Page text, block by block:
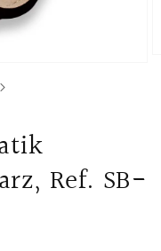
Ref. SB-